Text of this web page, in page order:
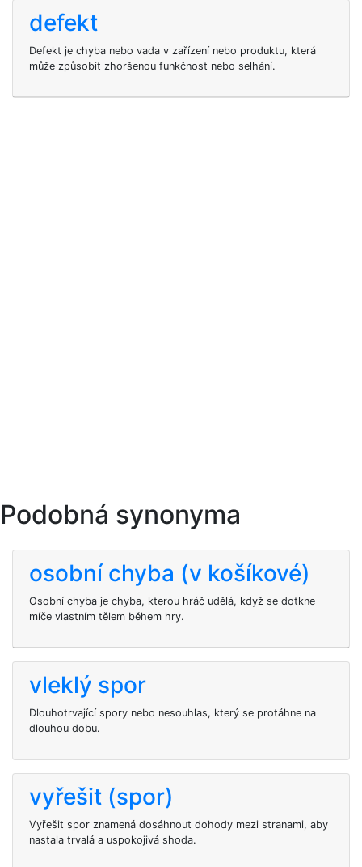
defekt
Defekt je chyba nebo vada v zařízení nebo produktu, která
může způsobit zhoršenou funkčnost nebo selhání.
Podobná synonyma
osobní chyba (v košíkové)
Osobní chyba je chyba, kterou hráč udělá, když se dotkne
míče vlastním tělem během hry.
vleklý spor
Dlouhotrvající spory nebo nesouhlas, který se protáhne na
dlouhou dobu.
vyřešit (spor)
Vyřešit spor znamená dosáhnout dohody mezi stranami, aby
nastala trvalá a uspokojivá shoda.